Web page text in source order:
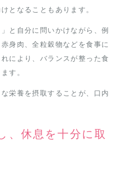
となることもあります。
と自分に問いかけながら、例
身肉、全粒穀物などを食事に
により、バランスが整った食
す。
栄養を摂取することが、口内
、休息を十分に取